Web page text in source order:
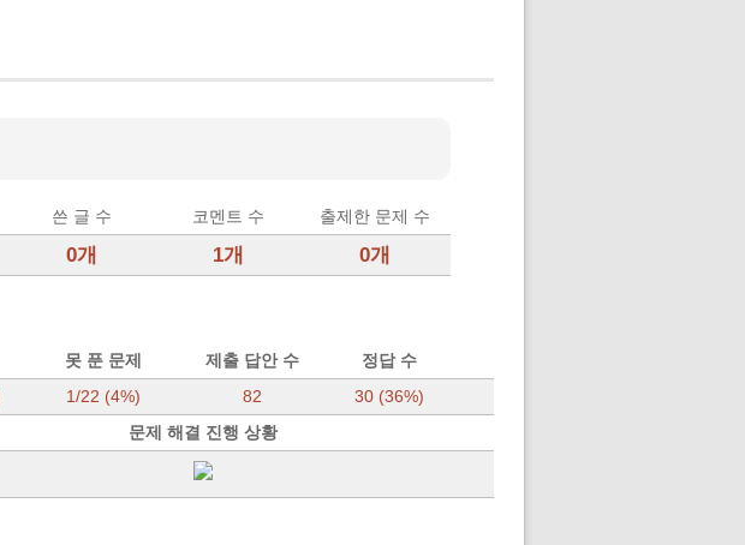
쓴 글 수 코멘트 수 출제한 문제 수
0개 1개 0개
못 푼 문제 제출 답안 수
정답 수
1/22 (4%) 82
30 (36%)
문제 해결 진행 상황